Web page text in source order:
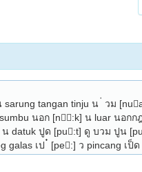
tangan tinju น ่ วม
นอก [n:k] น luar นอก
น datuk ปูด [pu:t] ดู บวม ปูน
เป ๋ [pe:] ว pincang เป็